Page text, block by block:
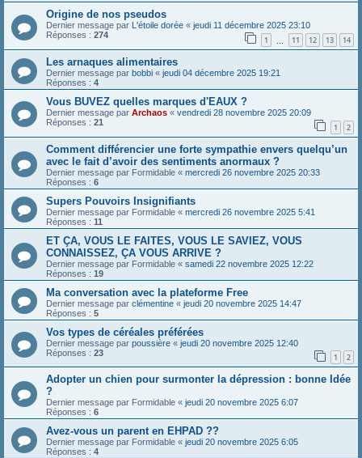
Origine de nos pseudos
Dernier message par L'étoile dorée « jeudi 11 décembre 2025 23:10
Réponses : 274 1 11 12 13 14
Les arnaques alimentaires
Dernier message par bobbi « jeudi 04 décembre 2025 19:21
Réponses : 4
Vous BUVEZ quelles marques d'EAUX ?
Dernier message par Archaos « vendredi 28 novembre 2025 20:09
Réponses : 21 1 2
Comment différencier une forte sympathie envers quelqu’un
avec le fait d’avoir des sentiments anormaux ?
Dernier message par Formidable « mercredi 26 novembre 2025 20:33
Réponses : 6
Supers Pouvoirs Insignifiants
Dernier message par Formidable « mercredi 26 novembre 2025 5:41
Réponses : 11
ET ÇA, VOUS LE FAITES, VOUS LE SAVIEZ, VOUS
CONNAISSEZ, ÇA VOUS ARRIVE ?
Dernier message par Formidable « samedi 22 novembre 2025 12:22
Réponses : 19
Ma conversation avec la plateforme Free
Dernier message par clémentine « jeudi 20 novembre 2025 14:47
Réponses : 5
Vos types de céréales préférées
Dernier message par poussière « jeudi 20 novembre 2025 12:40
Réponses : 23 1 2
Adopter un chien pour surmonter la dépression : bonne Idée
?
Dernier message par Formidable « jeudi 20 novembre 2025 6:07
Réponses : 6
Avez-vous un parent en EHPAD ??
Dernier message par Formidable « jeudi 20 novembre 2025 6:05
Réponses : 4